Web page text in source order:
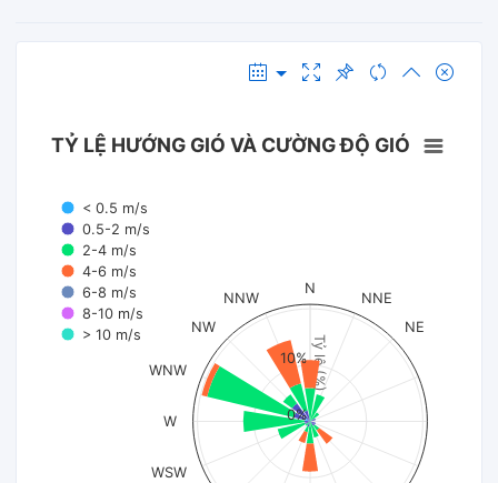
Tỷ lệ (%)
TỶ LỆ HƯỚNG GIÓ VÀ CƯỜNG ĐỘ GIÓ
< 0.5 m/s
0.5-2 m/s
2-4 m/s
4-6 m/s
6-8 m/s
8-10 m/s
> 10 m/s
N
NNE
NE
WSW
W
WNW
NW
NNW
0%
10%